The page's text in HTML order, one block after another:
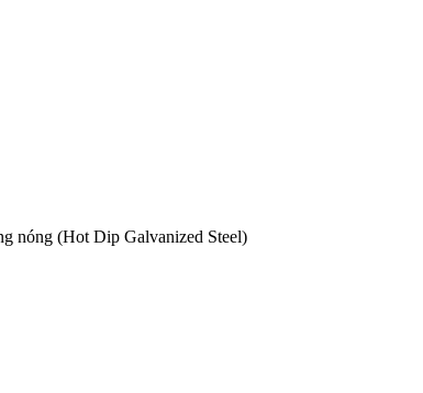
nóng (Hot Dip Galvanized Steel)